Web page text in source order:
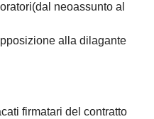
neoassunto al
alla dilagante
firmatari del contratto